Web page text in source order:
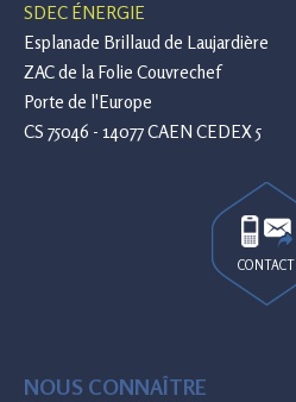
SDEC ÉNERGIE
Esplanade Brillaud de Laujardière
ZAC de la Folie Couvrechef
Porte de l'Europe
CS 75046 - 14077 CAEN CEDEX 5
CONTACT
NOUS CONNAÎTRE